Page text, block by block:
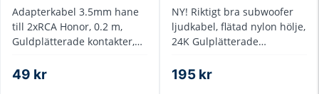
Adapterkabel 3.5mm hane
till 2xRCA Honor, 0.2 m,
Guldplätterade kontakter,
49 kr
NY! Riktigt bra subwoofer
ljudkabel, flätad nylon hölje,
24K Gulplätterade
skärmning
195 kr